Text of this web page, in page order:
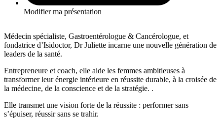
Modifier ma présentation
Médecin spécialiste, Gastroentérologue & Cancérologue, et
fondatrice d’Isidoctor, Dr Juliette incarne une nouvelle génération de
leaders de la santé.
Entrepreneure et coach, elle aide les femmes ambitieuses à
transformer leur énergie intérieure en réussite durable, à la croisée de
la médecine, de la conscience et de la stratégie. .
Elle transmet une vision forte de la réussite : performer sans
s’épuiser, réussir sans se trahir.